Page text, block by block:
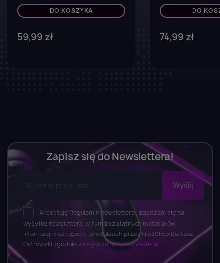
Picasso Mug
DO KOSZYKA
59,99 zł
DO
74,99 zł
Zapisz się do Newslettera!
Akceptuję Regulamin newslettera i zgadzam się na
wysyłkę newslettera, w tym bezpłatnych materiałów,
informacji o usługach i produktach przez FilesShop Bartosz
Ostrowski zgodnie z Regulaminem newslettera.